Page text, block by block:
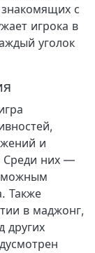
знакомящих с
игрока в
уголок
и
Среди них —
Также
в маджонг,
других